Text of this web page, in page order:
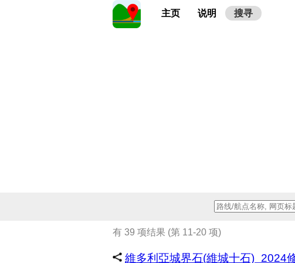
主页 说明 搜寻
有 39 项结果 (第 11-20 项)
維多利亞城界石(維城十石)_2024